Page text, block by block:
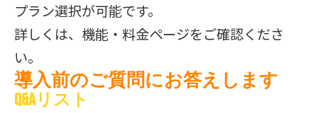
プラン選択が可能です。
詳しくは、機能・料金ページをご確認くださ
い。
導入前のご質問にお答えします
Q&Aリスト